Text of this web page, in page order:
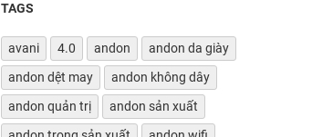
TAGS
avani 4.0 andon
andon da giày
andon dệt may
andon không dây
andon quản trị
andon sản xuất